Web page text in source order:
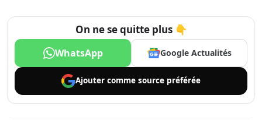
On ne se quitte plus 👇
WhatsApp Google Actualités
Ajouter comme source préférée